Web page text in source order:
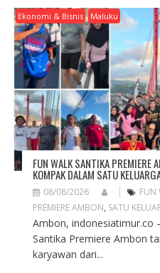
G
A
T
N
Ekonomi & Bisnis Maluku
FUN WALK SANTIKA PREMIERE
KOMPAK DALAM SATU
08/08/2026 FUN
PREMIERE AMBON, SATU
Ambon, indonesiatimur.co
Santika Premiere Ambon
karyawan dari...